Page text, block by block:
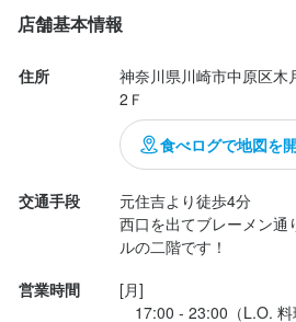
⸻
そして日本酒のラインナップも見逃せな
新政などのレア銘柄も揃っており、日
成。焼鳥と合わせて飲む日本酒は最高
焼鳥×日本酒、
この組み合わせが好きな“こふ”は大・
店舗基本情報
住所
神奈川県川崎市中原区
2Ｆ
食べログで地図を
交通手段
元住吉より徒歩4分
西口を出てブレーメン通
ルの二階です！
営業時間
[月]
17:00 - 23:00（L.O.
やる気と人柄を重視いたします！
求める人物像
・未経験でも成長意欲がある方
・若いうちからスキルアップしたい方
・人を喜ばせることが好きな方
・チームワークを大切にできる方
・毎日賑やかな職場で楽しく働きたい方
やる気と人柄を重視いたします！
求める人物像
・未経験でも成長意欲がある方
・人を喜ばせることが好きな方
・チームワークを大切にできる方
・毎日賑やかな職場で楽しく働きたい方
やる気と人柄を重視いたします！
求める人物像
・未経験でも成長意欲がある方
・若いうちからスキルアップしたい方
・人を喜ばせることが好きな方
・チームワークを大切にできる方
・毎日賑やかな職場で楽しく働きたい方